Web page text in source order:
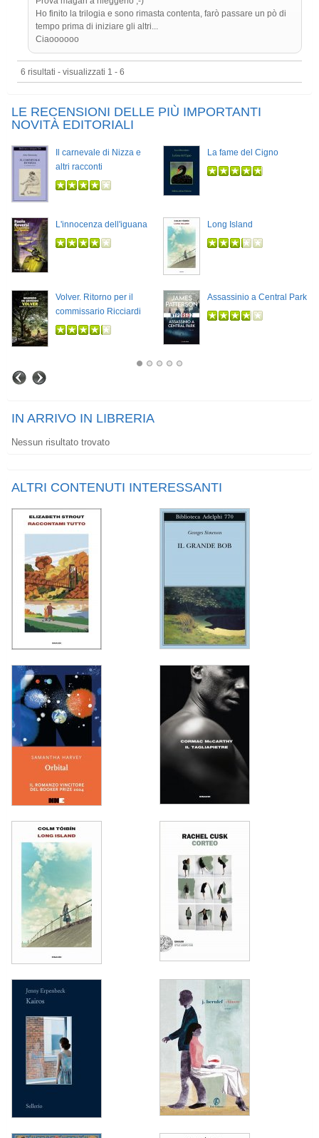
Ho finito la trilogia e sono rimasta contenta, farò passare un pò di
tempo prima di iniziare gli altri...
Ciaoooooo
6 risultati - visualizzati 1 - 6
LE RECENSIONI DELLE PIÙ IMPORTANTI
NOVITÀ EDITORIALI
Il carnevale di Nizza e
altri racconti
La fame del Cigno
L'innocenza dell'iguana Long Island
Volver. Ritorno per il
commissario Ricciardi
Assassinio a Central Park
IN ARRIVO IN LIBRERIA
Nessun risultato trovato
ALTRI CONTENUTI INTERESSANTI